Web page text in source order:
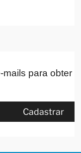
para obter
Cadastrar